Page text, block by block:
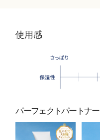
使用感
パーフェクトパートナー